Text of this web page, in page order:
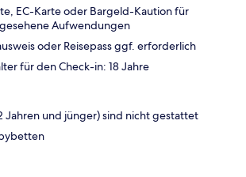
EC-Karte oder Bargeld-Kaution für
Aufwendungen
oder Reisepass ggf. erforderlich
für den Check-in: 18 Jahre
Jahren und jünger) sind nicht gestattet